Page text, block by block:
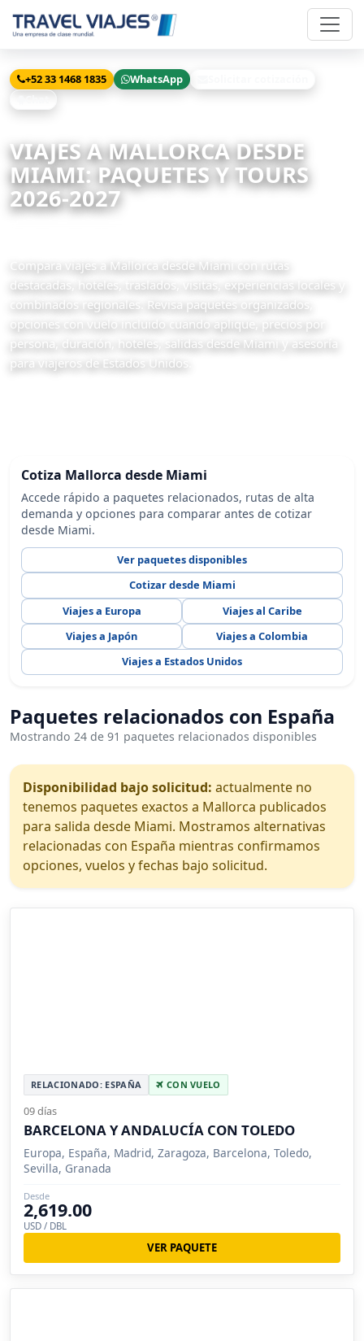
+52 33 1468 1835 WhatsApp
VIAJES A MALLORCA DESDE
MIAMI: PAQUETES Y TOURS
2026-2027
Compara viajes a Mallorca desde Miami con rutas
destacadas, hoteles, traslados, visitas, experiencias locales y
combinados regionales. Revisa paquetes organizados,
opciones con vuelo incluido cuando aplique, precios por
persona, duración, hoteles, salidas desde Miami y asesoría
para viajeros de Estados Unidos.
Cotiza Mallorca desde Miami
Accede rápido a paquetes relacionados, rutas de alta
demanda y opciones para comparar antes de cotizar
desde Miami.
Ver paquetes disponibles
Cotizar desde Miami
Viajes a Europa
Viajes al Caribe
Viajes a Japón
Viajes a Colombia
Viajes a Estados Unidos
Paquetes relacionados con España
Mostrando 24 de 91 paquetes relacionados disponibles
Disponibilidad bajo solicitud: actualmente no
tenemos paquetes exactos a Mallorca publicados
para salida desde Miami. Mostramos alternativas
relacionadas con España mientras confirmamos
opciones, vuelos y fechas bajo solicitud.
RELACIONADO: ESPAÑA CON VUELO
09 días
BARCELONA Y ANDALUCÍA CON TOLEDO
Europa, España, Madrid, Zaragoza, Barcelona, Toledo,
Sevilla, Granada
Desde
2,619.00
USD / DBL
VER PAQUETE